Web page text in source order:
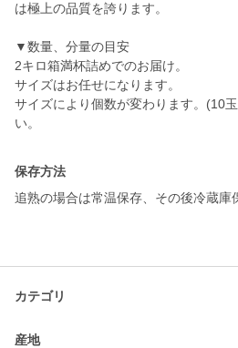
は極上の品質を誇ります。
▼数量、分量の目安
2キロ箱満杯詰めでのお届け。
サイズはお任せになります。
サイズにより個数が変わります。(10
保存方法
追熟の場合は常温保存、その後冷蔵庫
カテゴリ
産地